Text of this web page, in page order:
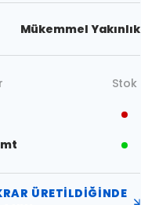
Mükemmel Yakınlık
Stok
ÜRETILDIĞINDE